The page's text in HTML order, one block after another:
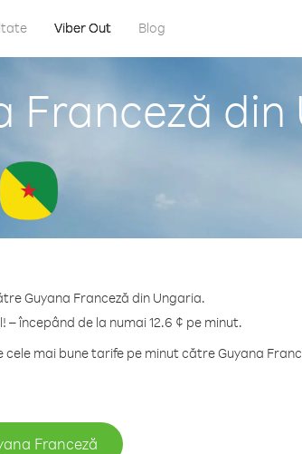
Viber Out Blog
Franceză
Guyana Franceză din Ungaria.
începând de la numai 12.6 ¢ pe minut.
mai bune tarife pe minut către Guyana
Franceză